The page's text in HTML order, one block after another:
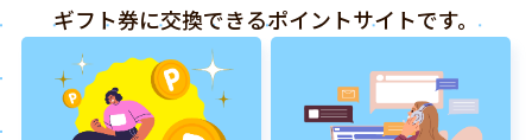
ギフト券に交換できるポイントサイトです。